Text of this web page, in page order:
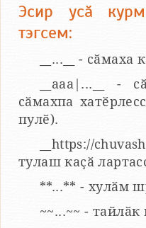
Эсир усӑ
тэгсем:
__...__ - сӑмаха
__aaa|...__ -
сӑмахпа
пулӗ).
__https://
тулаш каҫӑ
**...** - хулӑм
~~...~~ -